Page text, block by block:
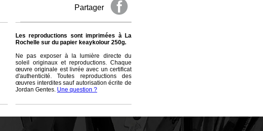
Partager
Les reproductions sont imprimées à La
Rochelle sur du papier keaykolour 250g.
Ne pas exposer à la lumière directe du
soleil originaux et reproductions. Chaque
œuvre originale est livrée avec un certificat
d'authenticité. Toutes reproductions des
œuvres interdites sauf autorisation écrite de
Jordan Gentes. Une question ?